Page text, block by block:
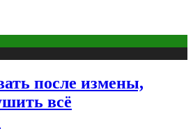
после измены,
всё